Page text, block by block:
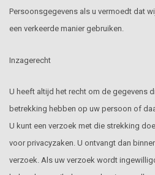
Persoonsgegevens als u vermoedt dat
een verkeerde manier gebruiken.
Inzagerecht
U heeft altijd het recht om de gegevens
betrekking hebben op uw persoon of
U kunt een verzoek met die strekking
voor privacyzaken. U ontvangt dan
verzoek. Als uw verzoek wordt